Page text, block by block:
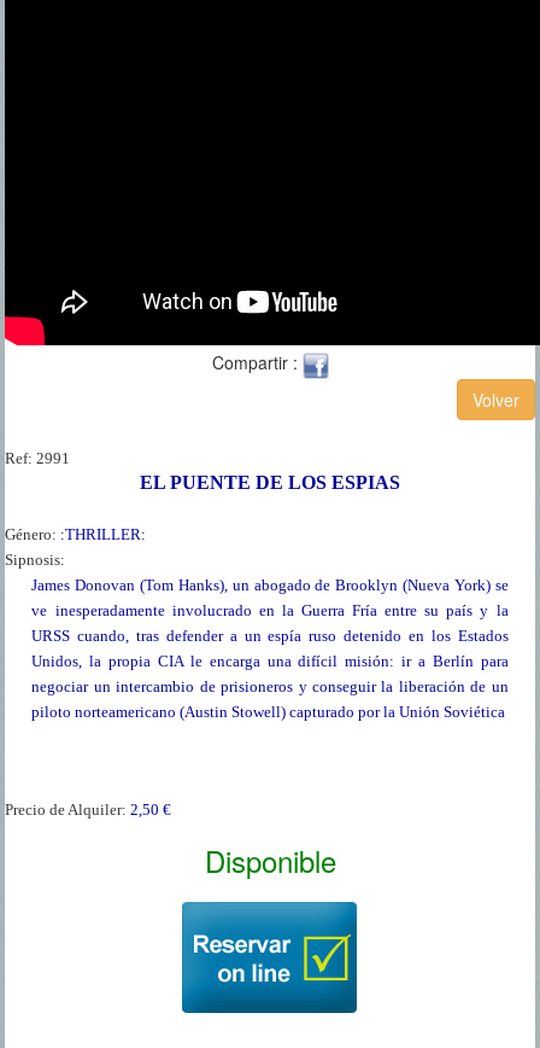
Compartir :
Ref:2991
EL PUENTE DE LOS ESPIAS
Género: :THRILLER:
Sipnosis:
James Donovan (Tom Hanks), un abogado de Brooklyn (Nueva York) se
ve inesperadamente involucrado en la Guerra Fría entre su país y la
URSS cuando, tras defender a un espía ruso detenido en los Estados
Unidos, la propia CIA le encarga una difícil misión: ir a Berlín para
negociar un intercambio de prisioneros y conseguir la liberación de un
piloto norteamericano (Austin Stowell) capturado por la Unión Soviética
Precio de Alquiler:2,50 €
Disponible